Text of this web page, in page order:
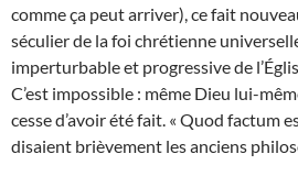
comme ça peut arriver), ce fait
séculier de la foi chrétienne
imperturbable et progressive de
C’est impossible : même Dieu lui-
cesse d’avoir été fait. « Quod factum
disaient brièvement les anciens